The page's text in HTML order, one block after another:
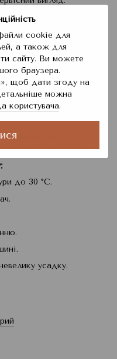
cookie для
а також для
сайту. Ви можете
браузера.
щоб дати згоду на
можна
користувача.
акцентом у
комфорт і безпеку.
:
до 30 °C.
усадку.